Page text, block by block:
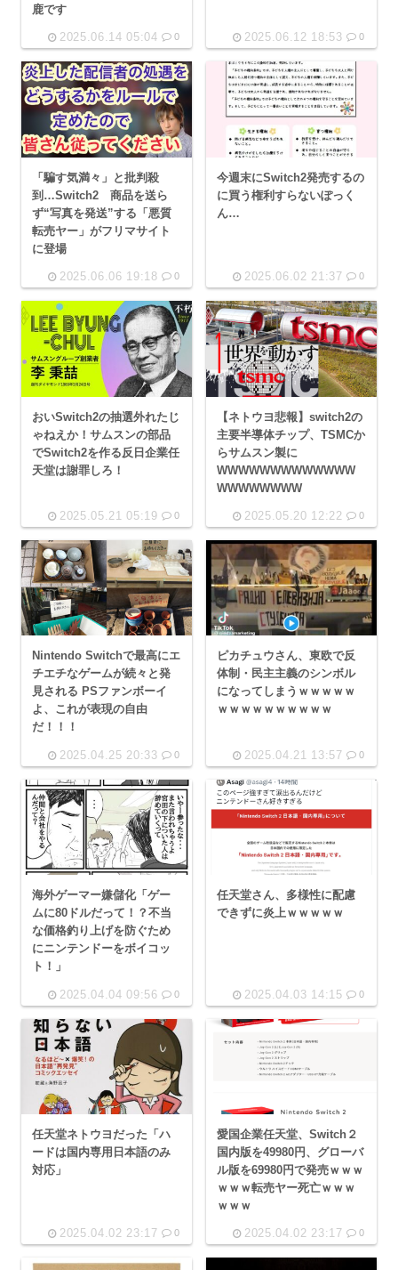
鹿です
2025.06.14 05:04 0 2025.06.12 18:53 0
「騙す気満々」と批判殺
到…Switch2 商品を送ら
ず“写真を発送”する「悪質
転売ヤー」がフリマサイト
に登場
2025.06.06 19:18 0
今週末にSwitch2発売するの
に買う権利すらないぽっく
ん…
2025.06.02 21:37 0
おいSwitch2の抽選外れたじ
ゃねえか！サムスンの部品
でSwitch2を作る反日企業任
天堂は謝罪しろ！
2025.05.21 05:19 0
【ネトウヨ悲報】switch2の
主要半導体チップ、TSMCか
らサムスン製に
WWWWWWWWWWWWW
WWWWWWWW
2025.05.20 12:22 0
Nintendo Switchで最高にエ
チエチなゲームが続々と発
見される PSファンボーイ
よ、これが表現の自由
だ！！！
2025.04.25 20:33 0
ピカチュウさん、東欧で反
体制・民主主義のシンボル
になってしまうｗｗｗｗｗ
ｗｗｗｗｗｗｗｗｗｗ
2025.04.21 13:57 0
海外ゲーマー嫌儲化「ゲー
ムに80ドルだって！？不当
な価格釣り上げを防ぐため
にニンテンドーをボイコッ
ト！」
2025.04.04 09:56 0
任天堂さん、多様性に配慮
できずに炎上ｗｗｗｗｗ
2025.04.03 14:15 0
任天堂ネトウヨだった「ハ
ードは国内専用日本語のみ
対応」
2025.04.02 23:17 0
愛国企業任天堂、Switch２
国内版を49980円、グローバ
ル版を69980円で発売ｗｗｗ
ｗｗｗ転売ヤー死亡ｗｗｗ
ｗｗｗ
2025.04.02 23:17 0